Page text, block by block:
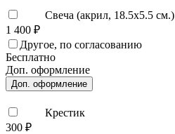
Свеча (акрил, 18.5х5.5 см.)
1 400 ₽
Другое, по согласованию
Бесплатно
Доп. оформление
Доп. оформление
Крестик
300 ₽